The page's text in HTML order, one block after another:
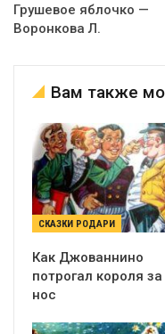
Грушевое яблочко —
Воронкова Л.
Вам также
СКАЗКИ РОДАРИ
Как Джованнино
потрогал короля за
нос